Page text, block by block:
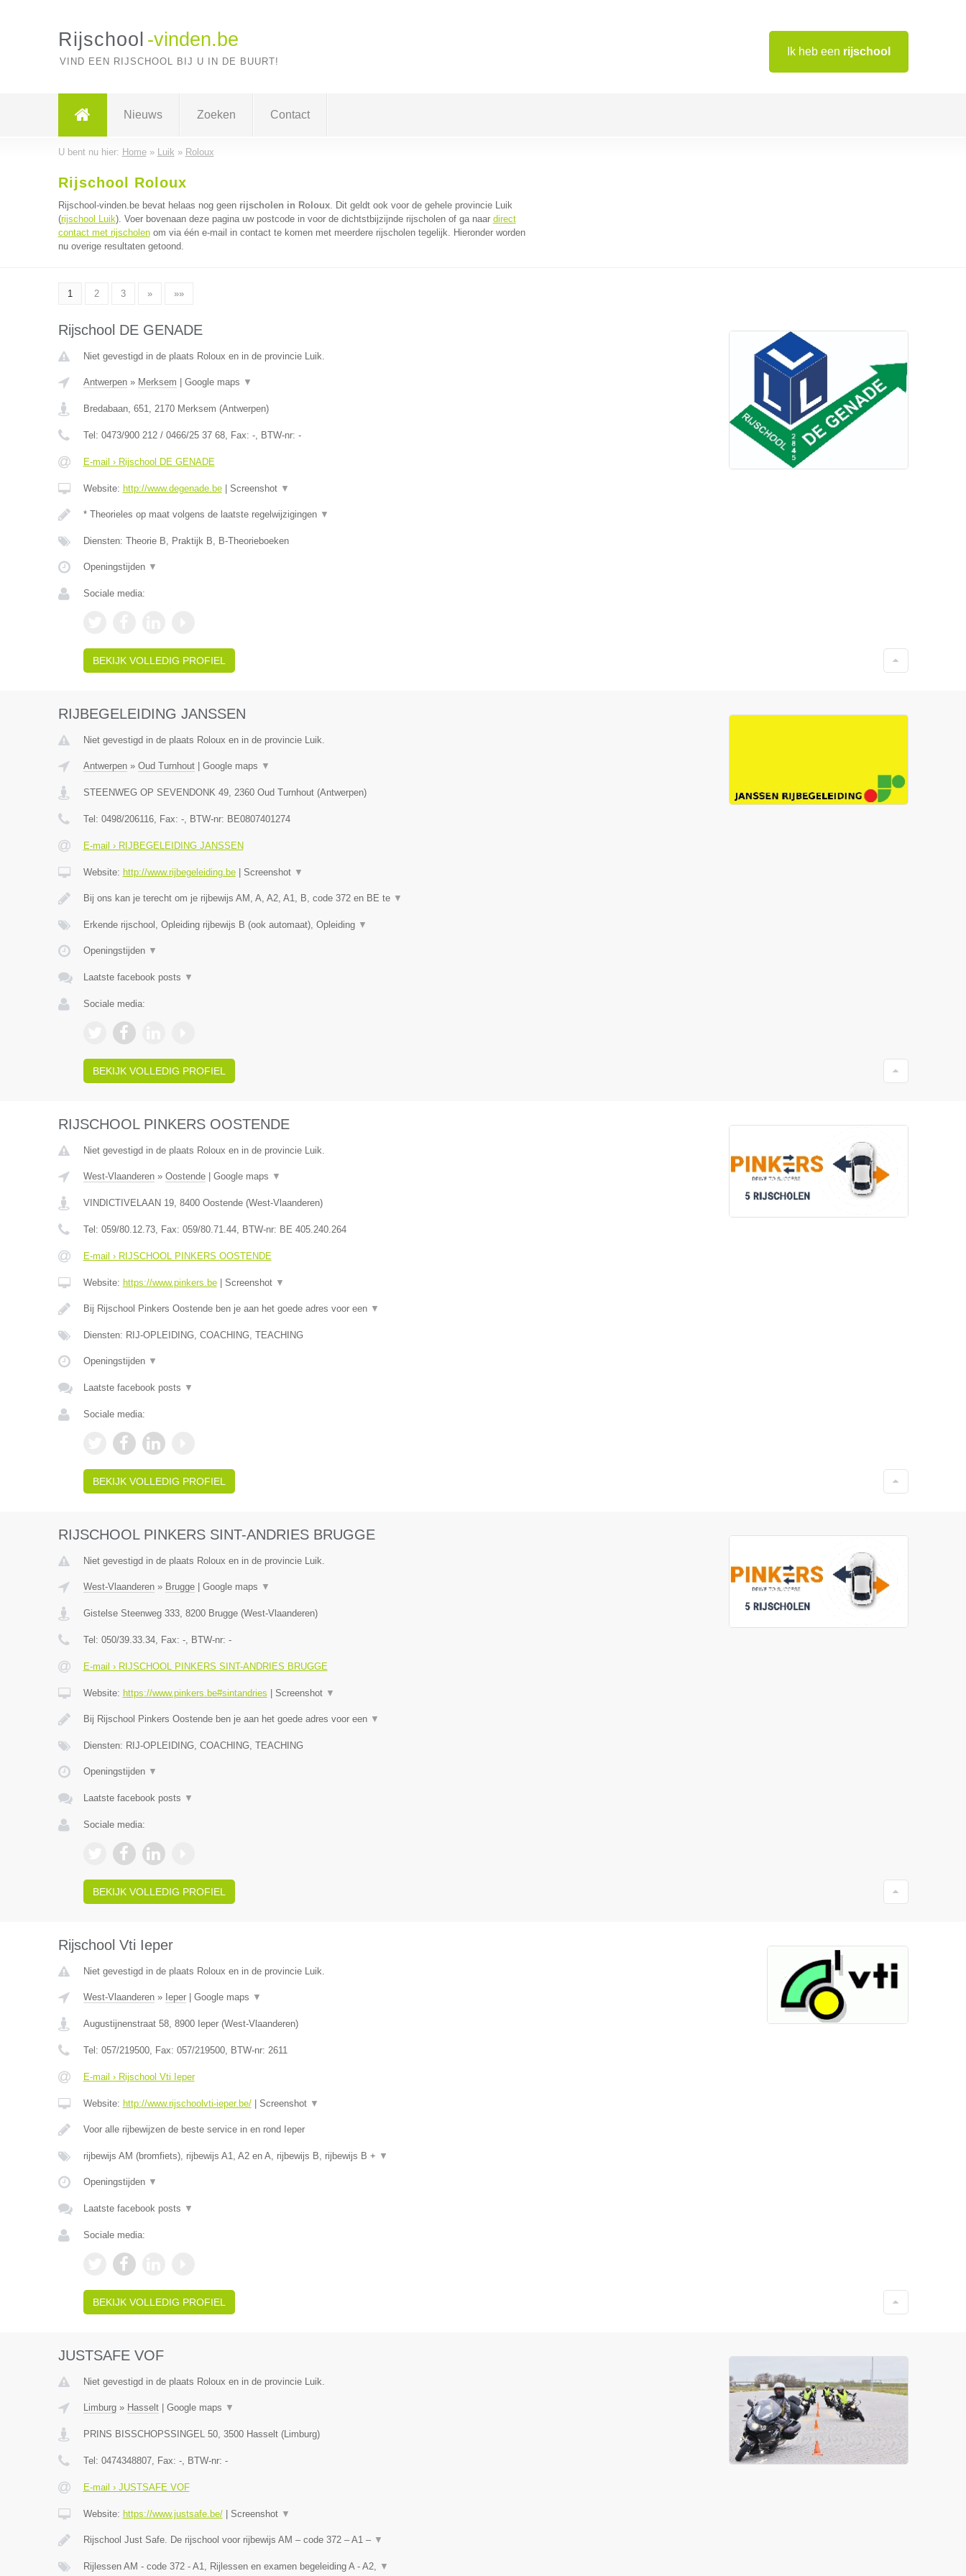
Ik heb een rijschool
Rijschool -vinden.be
VIND EEN RIJSCHOOL BIJ U IN DE BUURT!
Nieuws Zoeken Contact
U bent nu hier: Home» Luik » Roloux
Rijschool Roloux
Rijschool-vinden.be bevat helaas nog geen rijscholen in Roloux. Dit geldt ook voor de gehele provincie Luik
(rijschool Luik). Voer bovenaan deze pagina uw postcode in voor de dichtstbijzijnde rijscholen of ga naar direct
contact met rijscholenom via één e-mail in contact te komen met meerdere rijscholen tegelijk. Hieronder worden
nu overige resultaten getoond.
1 2 3 » »»
Rijschool DE GENADE
Niet gevestigd in de plaats Roloux en in de provincie Luik.
Antwerpen» Merksem Google maps ▼
Bredabaan, 651, 2170 Merksem (Antwerpen)
Tel: 0473/900 212 / 0466/25 37 68, Fax: -, BTW-nr: -
E-mail › Rijschool DE GENADE
Website: http://www.degenade.be| Screenshot ▼
* Theorieles op maat volgens de laatste regelwijzigingen ▼
Diensten: Theorie B, Praktijk B, B-Theorieboeken
Openingstijden ▼
Sociale media:
BEKIJK VOLLEDIG PROFIEL
RIJBEGELEIDING JANSSEN
Niet gevestigd in de plaats Roloux en in de provincie Luik.
Antwerpen» Oud Turnhout| Google maps ▼
STEENWEG OP SEVENDONK 49, 2360 Oud Turnhout(Antwerpen)
Tel: 0498/206116, Fax: -, BTW-nr: BE0807401274
E-mail › RIJBEGELEIDING JANSSEN
Website: http://www.rijbegeleiding.be| Screenshot ▼
Bij ons kan je terecht om je rijbewijs AM, A, A2, A1, B, code 372 en BE te ▼
Erkende rijschool, Opleiding rijbewijs B (ook automaat), Opleiding ▼
Openingstijden ▼
Laatste facebook posts ▼
Sociale media:
BEKIJK VOLLEDIG PROFIEL
RIJSCHOOL PINKERS OOSTENDE
Niet gevestigd in de plaats Roloux en in de provincie Luik.
West-Vlaanderen» Oostende| Google maps ▼
VINDICTIVELAAN 19, 8400 Oostende(West-Vlaanderen)
Tel: 059/80.12.73, Fax: 059/80.71.44, BTW-nr: BE 405.240.264
E-mail › RIJSCHOOL PINKERS OOSTENDE
Website: https://www.pinkers.be| Screenshot ▼
Bij Rijschool Pinkers Oostende ben je aan het goede adres voor een ▼
Diensten: RIJ-OPLEIDING, COACHING, TEACHING
Openingstijden ▼
Laatste facebook posts ▼
Sociale media:
BEKIJK VOLLEDIG PROFIEL
RIJSCHOOL PINKERS SINT-ANDRIES BRUGGE
Niet gevestigd in de plaats Roloux en in de provincie Luik.
West-Vlaanderen» Brugge| Google maps ▼
Gistelse Steenweg 333, 8200 Brugge(West-Vlaanderen)
Tel: 050/39.33.34, Fax: -, BTW-nr: -
E-mail › RIJSCHOOL PINKERS SINT-ANDRIES BRUGGE
Website: https://www.pinkers.be#sintandries Screenshot ▼
Bij Rijschool Pinkers Oostende ben je aan het goede adres voor een ▼
Diensten: RIJ-OPLEIDING, COACHING, TEACHING
Openingstijden ▼
Laatste facebook posts ▼
Sociale media:
BEKIJK VOLLEDIG PROFIEL
Rijschool Vti Ieper
Niet gevestigd in de plaats Roloux en in de provincie Luik.
West-Vlaanderen» Ieper| Google maps ▼
Augustijnenstraat 58, 8900 Ieper(West-Vlaanderen)
Tel: 057/219500, Fax: 057/219500, BTW-nr: 2611
E-mail › Rijschool Vti Ieper
Website: http://www.rijschoolvti-ieper.be/| Screenshot ▼
Voor alle rijbewijzen de beste service in en rond Ieper
rijbewijs AM (bromfiets), rijbewijs A1, A2 en A, rijbewijs B, rijbewijs B + ▼
Openingstijden ▼
Laatste facebook posts ▼
Sociale media:
BEKIJK VOLLEDIG PROFIEL
JUSTSAFE VOF
Niet gevestigd in de plaats Roloux en in de provincie Luik.
Limburg» Hasselt| Google maps ▼
PRINS BISSCHOPSSINGEL 50, 3500 Hasselt(Limburg)
Tel: 0474348807, Fax: -, BTW-nr: -
E-mail › JUSTSAFE VOF
Website: https://www.justsafe.be/| Screenshot ▼
Rijschool Just Safe. De rijschool voor rijbewijs AM – code 372 – A1 – ▼
Rijlessen AM - code 372 - A1, Rijlessen en examen begeleiding A - A2, ▼